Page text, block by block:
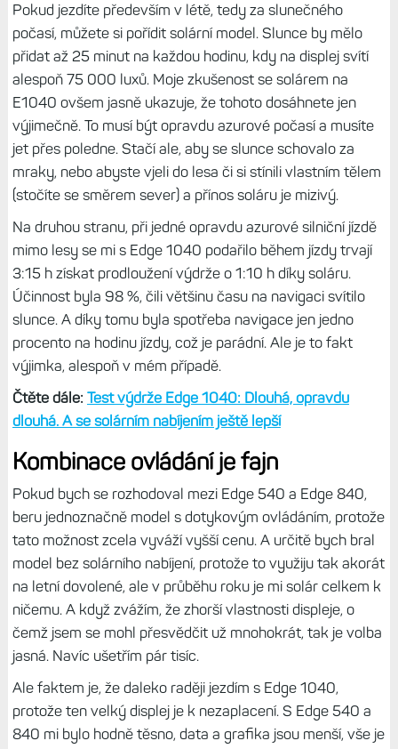
Řada jízd probíhala také se zapnutou navigaci a současně
s automatickým výběrem satelitních systémů. Tehdy mi
navigace při denní jízdě (bez podsvícení) brala cca 5 % za
hodinu se zobrazenou mapou; bez navigace a s daty to
bylo okolo 4 % za hodinu. Na Edge 1040 mám rovněž
„automat“ a tam ani snad nepoznám, že nějaká procenta
ubývají. Výdrž většího modelu je skoro dvakrát tak lepší.
Ale to je vzhledem k velikosti logické.
procento v úsporném režimu. V podstatě se nestane,
abyste navigaci zapnuli se stejným procentem, s jakým
jste ji vypnuli. Pokud chcete šetřit baterii, je Edge lepší
úplně vypínat. Pak ale musíte počítat s tím, že pokaždé
startuje, což trvá delší dobu. Každopádně napsat, jak
dlouho Edge 840 vydrží, prostě nelze, záleží na milionech
různých faktorů. Ale s 20 hodinami můžete počítat na
100 % i v nejnáročnějším provozu.
Pokud jezdíte především v létě, tedy za slunečného
počasí, můžete si pořídit solární model. Slunce by mělo
přidat až 25 minut na každou hodinu, kdy na displej svítí
alespoň 75 000 luxů. Moje zkušenost se solárem na
E1040 ovšem jasně ukazuje, že tohoto dosáhnete jen
výjimečně. To musí být opravdu azurové počasí a musíte
jet přes poledne. Stačí ale, aby se slunce schovalo za
mraky, nebo abyste vjeli do lesa či si stínili vlastním tělem
(stočíte se směrem sever) a přínos soláru je mizivý.
Na druhou stranu, při jedné opravdu azurové silniční jízdě
mimo lesy se mi s Edge 1040 podařilo během jízdy trvají
3:15 h získat prodloužení výdrže o 1:10 h díky soláru.